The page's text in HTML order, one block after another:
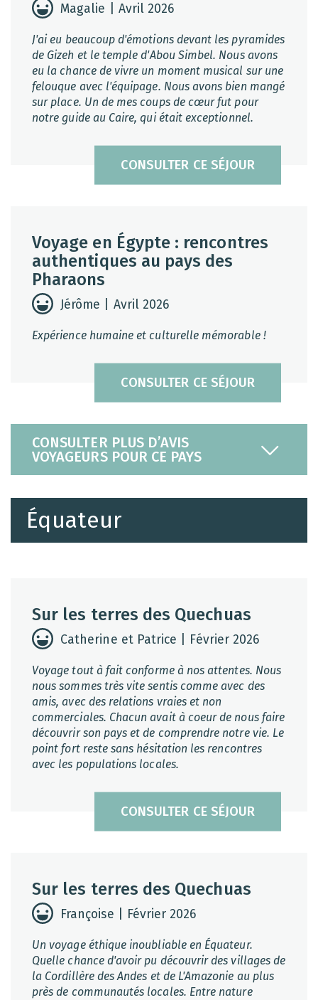
Magalie | Avril 2026
CONSULTER CE SÉJOUR
J'ai eu beaucoup d'émotions devant les pyramides
de Gizeh et le temple d'Abou Simbel. Nous avons
eu la chance de vivre un moment musical sur une
felouque avec l'équipage. Nous avons bien mangé
sur place. Un de mes coups de cœur fut pour
notre guide au Caire, qui était exceptionnel.
Voyage en Égypte : rencontres
authentiques au pays des
Pharaons
Jérôme | Avril 2026
CONSULTER CE SÉJOUR
Expérience humaine et culturelle mémorable !
CONSULTER PLUS D’AVIS
VOYAGEURS POUR CE PAYS
Équateur
Sur les terres des Quechuas
Catherine et Patrice | Février 2026
CONSULTER CE SÉJOUR
Voyage tout à fait conforme à nos attentes. Nous
nous sommes très vite sentis comme avec des
amis, avec des relations vraies et non
commerciales. Chacun avait à coeur de nous faire
découvrir son pays et de comprendre notre vie. Le
point fort reste sans hésitation les rencontres
avec les populations locales.
Sur les terres des Quechuas
Françoise | Février 2026
Un voyage éthique inoubliable en Équateur.
Quelle chance d'avoir pu découvrir des villages de
la Cordillère des Andes et de L'Amazonie au plus
près de communautés locales. Entre nature